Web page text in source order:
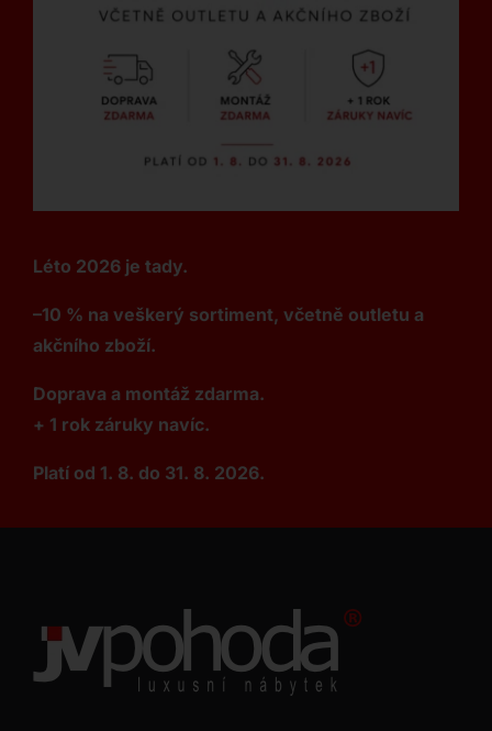
Léto 2026 je tady.
–10 % na veškerý sortiment, včetně outletu a
akčního zboží.
Doprava a montáž zdarma.
+ 1 rok záruky navíc.
Platí od 1. 8. do 31. 8. 2026.